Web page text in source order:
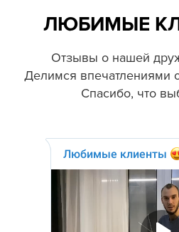
ЛЮБИМЫЕ
Отзывы о нашей
Делимся впечатлениями
Спасибо, что